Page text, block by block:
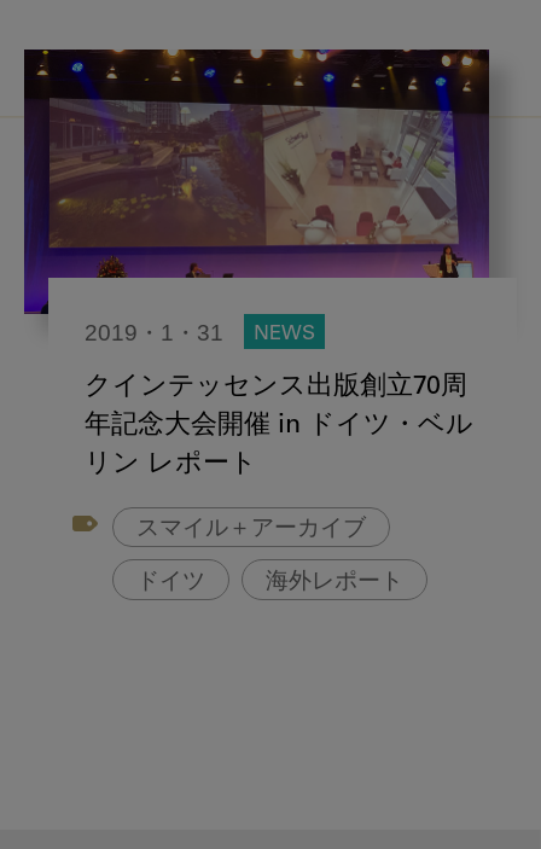
口腔機能発達不全症
いちき歯科 スウェーデン
歯周病
内科 歯科 内科医師
いま○○が知りたい 歯科助手
アフターコロナ対策
コンポジットレジン
2019・1・31 NEWS
クインテッセンス出版創立70周
年記念大会開催 in ドイツ・ベル
リン レポート
スマイル＋アーカイブ
ドイツ 海外レポート